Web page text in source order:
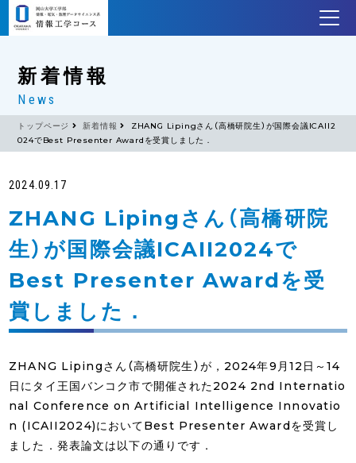
新着情報
News
トップページ 新着情報
ZHANG Lipingさん（高橋研院生）が国際会議ICAII2
024でBest Presenter Awardを受賞しました．
2024.09.17
ZHANG Lipingさん（高橋研院
生）が国際会議ICAII2024で
Best Presenter Awardを受
賞しました．
ZHANG Lipingさん（高橋研院生）が，2024年9月12日～14
日にタイ王国バンコク市で開催された2024 2nd Internatio
nal Conference on Artificial Intelligence Innovatio
n (ICAII2024)においてBest Presenter Awardを受賞し
ました．発表論文は以下の通りです．